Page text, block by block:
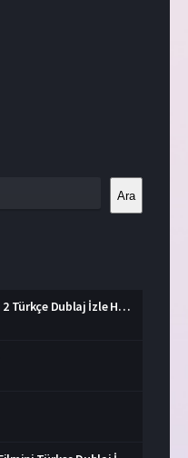
Ara
Alita Savaş Meleği 2 Türkçe Dublaj İzle HD Film